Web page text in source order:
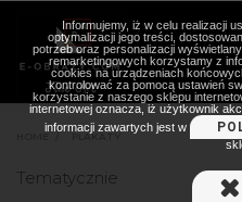
PLAKATY
Tematycznie
Informujemy, iż w celu realizacji
optymalizacji jego treści,
potrzeb oraz personalizacji
remarketingowych korzystamy z
cookies na urządzeniach
kontrolować za pomocą ustawień
korzystanie z naszego sklepu
internetowej oznacza, iż użytkownik
informacji zawartych jest w